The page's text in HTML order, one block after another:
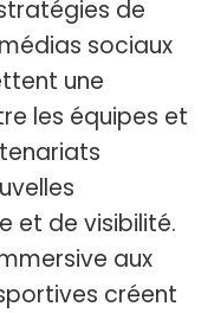
de
sociaux
une
les équipes et
et de visibilité.
aux
créent